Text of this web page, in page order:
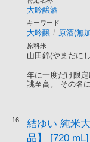
大吟醸酒
キーワード
大吟醸 / 原酒(無
原料米
山田錦(やまだに
年に一度だけ限
誂至高。 その名
16.
結ゆい 純米
品】 [720 mL]